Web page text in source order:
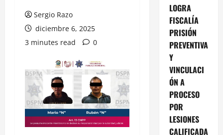
Sergio Razo
diciembre 6, 2025
3 minutes read
0
LOGRA
FISCALÍA
PRISIÓN
PREVENTIVA
Y
VINCULACI
ÓN A
PROCESO
POR
LESIONES
CALIFICADA